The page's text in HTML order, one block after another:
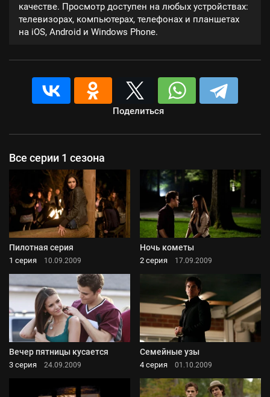
качестве. Просмотр доступен на любых устройствах:
телевизорах, компьютерах, телефонах и планшетах
на iOS, Android и Windows Phone.
Поделиться
Все серии 1 сезона
Пилотная серия
1 серия 10.09.2009
Ночь кометы
2 серия 17.09.2009
Вечер пятницы кусается
3 серия 24.09.2009
Семейные узы
4 серия 01.10.2009